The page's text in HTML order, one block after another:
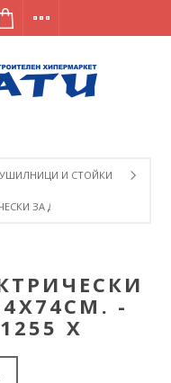
И СТОЙКИ
ЗА ДРЕХИ 95Х54Х74СМ. -
-
Х